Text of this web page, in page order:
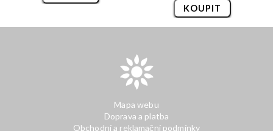
KOUPIT
Mapa webu
Doprava a platba
Obchodní a reklamační podmínky